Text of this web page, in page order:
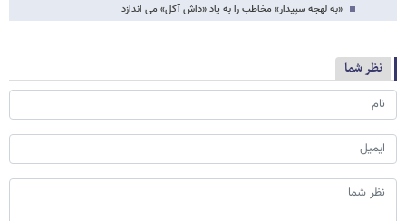
«به لهجه سپیدار» مخاطب را به یاد «داش آکل» می اندازد
نظر شما